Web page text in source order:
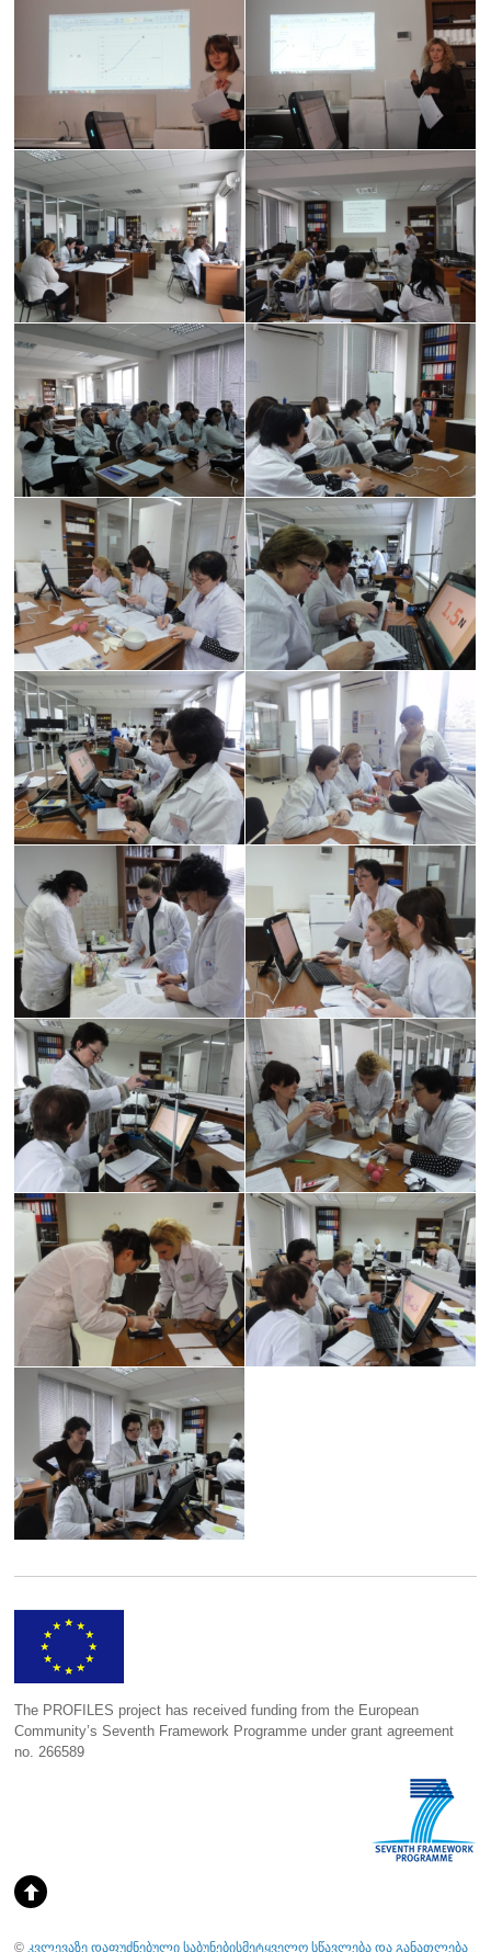
The PROFILES project has received funding from the European
Community’s Seventh Framework Programme under grant agreement
no. 266589
© კვლევაზე დაფუძნებული საბუნებისმეტყველო სწავლება და განათლება